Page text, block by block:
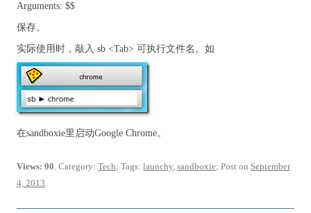
Arguments: $$
保存。
实际使用时，敲入 sb <Tab> 可执行文件名。如
在sandboxie里启动Google Chrome。
Views: 90. Category: Tech; Tags: launchy, sandboxie; Post on September
4, 2013.